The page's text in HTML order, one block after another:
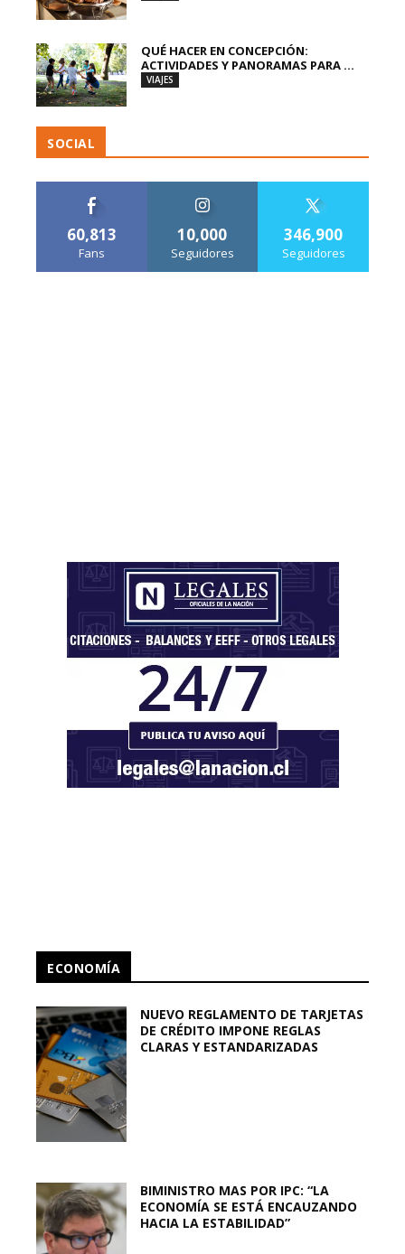
QUÉ HACER EN CONCEPCIÓN:
ACTIVIDADES Y PANORAMAS PARA ...
VIAJES
SOCIAL
60,813
Fans
10,000
Seguidores
346,900
Seguidores
ECONOMÍA
NUEVO REGLAMENTO DE TARJETAS
DE CRÉDITO IMPONE REGLAS
CLARAS Y ESTANDARIZADAS
BIMINISTRO MAS POR IPC: “LA
ECONOMÍA SE ESTÁ ENCAUZANDO
HACIA LA ESTABILIDAD”